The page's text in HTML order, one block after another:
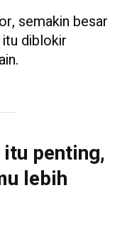
semakin besar
diblokir
penting,
lebih